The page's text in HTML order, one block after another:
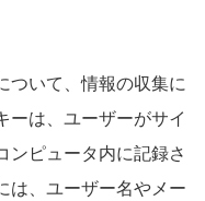
ついて、情報の収集に
ーは、ユーザーがサイ
ンピュータ内に記録さ
は、ユーザー名やメー